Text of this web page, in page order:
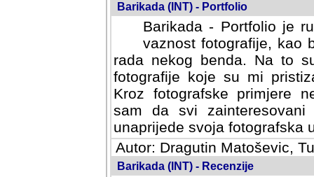
Barikada (INT) - Portfolio
Barikada - Portfolio je
vaznost fotografije, kao
rada nekog benda. Na to
fotografije koje su mi
fotografske primjere
svi zainteresovani
svoja fotografska umijeca.
Autor: Dragutin Matoševic,
Barikada (INT) - Recenzije